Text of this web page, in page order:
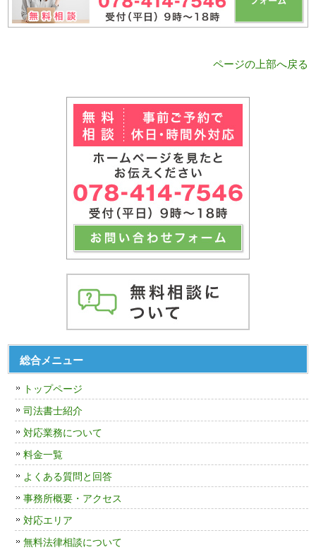
ページの上部へ戻る
総合メニュー
トップページ
司法書士紹介
対応業務について
料金一覧
よくある質問と回答
事務所概要・アクセス
対応エリア
無料法律相談について